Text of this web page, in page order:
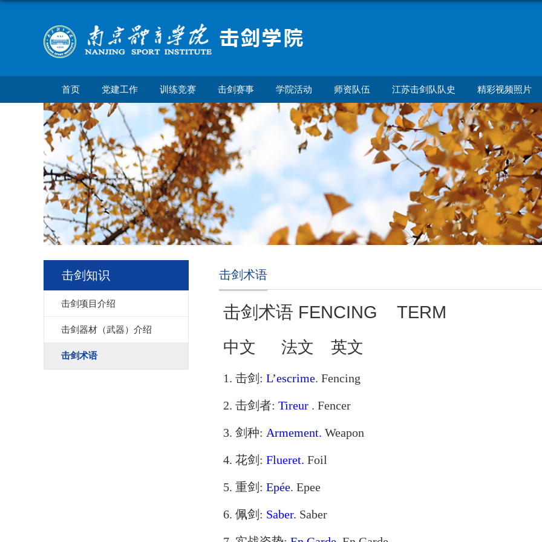
首页 党建工作 训练竞赛 击剑赛事 学院活动 师资队伍 江苏击剑队队史 精彩视频照片
击剑知识
击剑项目介绍
击剑器材（武器）介绍
击剑术语
击剑术语
击剑术语 FENCING TERM
中文 法文 英文
1. 击剑: L’escrime. Fencing
2. 击剑者: Tireur . Fencer
3. 剑种: Armement. Weapon
4. 花剑: Flueret. Foil
5. 重剑: Epée. Epee
6. 佩剑: Saber. Saber